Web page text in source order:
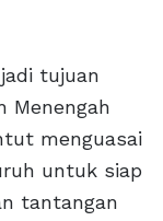
tujuan
Menengah
menguasai
untuk siap
tantangan